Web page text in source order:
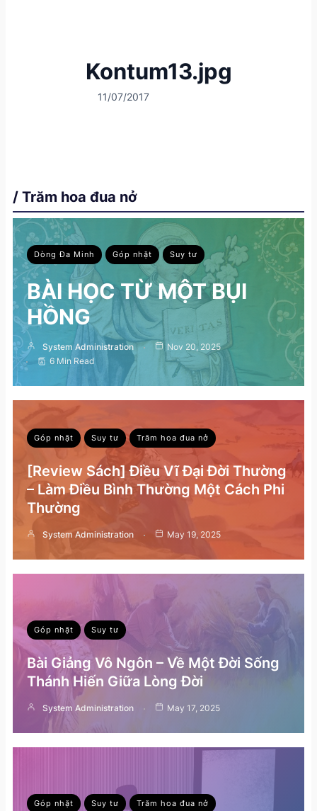
Kontum13.jpg
11/07/2017
/ Trăm hoa đua nở
Dòng Đa Minh Góp nhặt Suy tư
BÀI HỌC TỪ MỘT BỤI
HỒNG
System Administration
Nov 20, 2025
6 Min Read
Góp nhặt Suy tư Trăm hoa đua nở
[Review Sách] Điều Vĩ Đại Đời Thường
– Làm Điều Bình Thường Một Cách Phi
Thường
System Administration May 19, 2025
Góp nhặt Suy tư
Bài Giảng Vô Ngôn – Về Một Đời Sống
Thánh Hiến Giữa Lòng Đời
System Administration May 17, 2025
Góp nhặt Suy tư Trăm hoa đua nở